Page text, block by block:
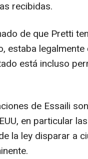
recibidas.
de que Pretti
estaba
está incluso
de Essaili
en particular
la ley disparar a